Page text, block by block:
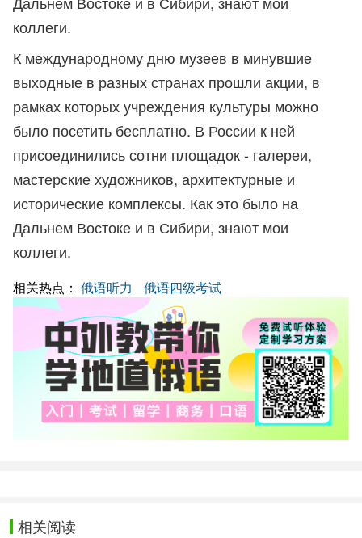
коллеги.
К международному дню музеев в минувшие
выходные в разных странах прошли акции, в
рамках которых учреждения культуры можно
было посетить бесплатно. В России к ней
присоединились сотни площадок - галереи,
мастерские художников, архитектурные и
исторические комплексы. Как это было на
Дальнем Востоке и в Сибири, знают мои
коллеги.
相关热点： 俄语听力 俄语四级考试
相关阅读